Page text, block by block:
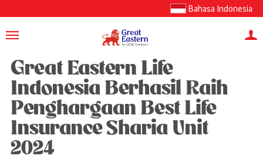
Bahasa Indonesia
Great Eastern Life
Indonesia Berhasil Raih
Penghargaan Best Life
Insurance Sharia Unit
2024